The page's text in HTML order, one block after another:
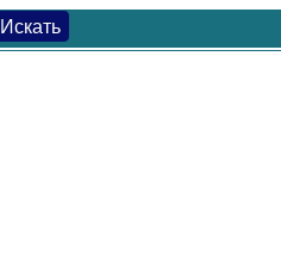
Искать